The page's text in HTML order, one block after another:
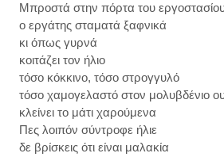
Μπροστά στην πόρτα του
ο εργάτης σταματά ξαφνικά
κι όπως γυρνά
κοιτάζει τον ήλιο
τόσο κόκκινο, τόσο στρογγυλό
τόσο χαμογελαστό στον μολυβδένιο
κλείνει το μάτι χαρούμενα
Πες λοιπόν σύντροφε ήλιε
δε βρίσκεις ότι είναι μαλακία